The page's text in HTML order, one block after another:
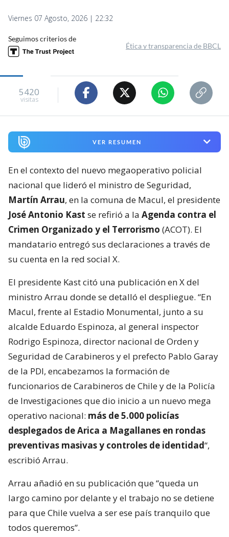
Viernes 07 Agosto, 2026 | 22:32
Seguimos criterios de
Ética y transparencia de BBCL
5420
visitas
VER RESUMEN
En el contexto del nuevo megaoperativo policial
nacional que lideró el ministro de Seguridad,
Martín Arrau, en la comuna de Macul, el presidente
José Antonio Kast se refirió a la Agenda contra el
Crimen Organizado y el Terrorismo (ACOT). El
mandatario entregó sus declaraciones a través de
su cuenta en la red social X.
El presidente Kast citó una publicación en X del
ministro Arrau donde se detalló el despliegue. “En
Macul, frente al Estadio Monumental, junto a su
alcalde Eduardo Espinoza, al general inspector
Rodrigo Espinoza, director nacional de Orden y
Seguridad de Carabineros y el prefecto Pablo Garay
de la PDI, encabezamos la formación de
funcionarios de Carabineros de Chile y de la Policía
de Investigaciones que dio inicio a un nuevo mega
operativo nacional: más de 5.000 policías
desplegados de Arica a Magallanes en rondas
preventivas masivas y controles de identidad“,
escribió Arrau.
Arrau añadió en su publicación que “queda un
largo camino por delante y el trabajo no se detiene
para que Chile vuelva a ser ese país tranquilo que
todos queremos”.